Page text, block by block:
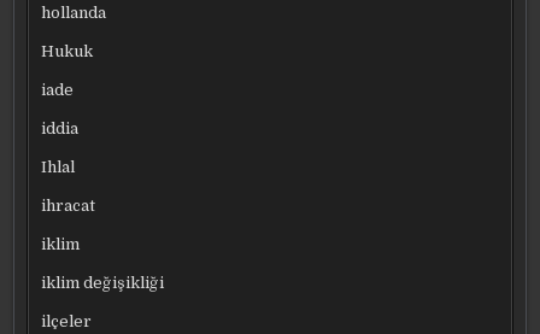
hollanda
Hukuk
iade
iddia
Ihlal
ihracat
iklim
iklim değişikliği
ilçeler